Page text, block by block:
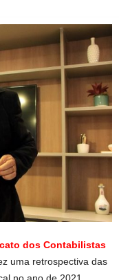
dos Contabilistas
uma retrospectiva das
no ano de 2021.